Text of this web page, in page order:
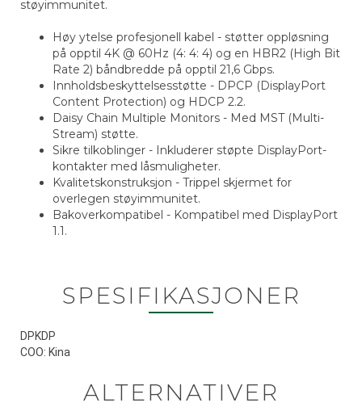
støyimmunitet.
Høy ytelse profesjonell kabel - støtter oppløsning
på opptil 4K @ 60Hz (4: 4: 4) og en HBR2 (High Bit
Rate 2) båndbredde på opptil 21,6 Gbps.
Innholdsbeskyttelsesstøtte - DPCP (DisplayPort
Content Protection) og HDCP 2.2.
Daisy Chain Multiple Monitors - Med MST (Multi-
Stream) støtte.
Sikre tilkoblinger - Inkluderer støpte DisplayPort-
kontakter med låsmuligheter.
Kvalitetskonstruksjon - Trippel skjermet for
overlegen støyimmunitet.
Bakoverkompatibel - Kompatibel med DisplayPort
1.1.
SPESIFIKASJONER
DPKDP
COO: Kina
ALTERNATIVER